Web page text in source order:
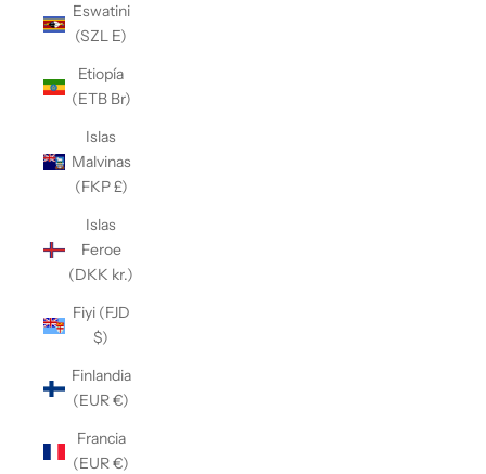
Eswatini
(SZL E)
Etiopía
(ETB Br)
Islas
Malvinas
(FKP £)
Islas
Feroe
(DKK kr.)
Fiyi (FJD
$)
Finlandia
(EUR €)
Francia
(EUR €)